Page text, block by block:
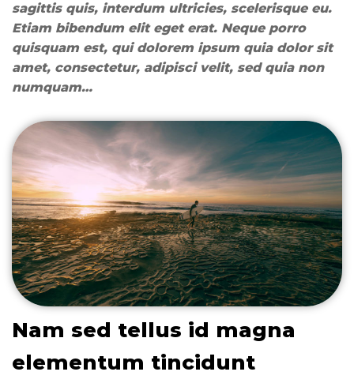
sagittis quis, interdum ultricies, scelerisque eu.
Etiam bibendum elit eget erat. Neque porro
quisquam est, qui dolorem ipsum quia dolor sit
amet, consectetur, adipisci velit, sed quia non
numquam…
Nam sed tellus id magna
elementum tincidunt